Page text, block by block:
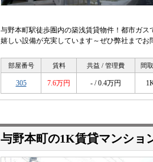
与野本町駅徒歩圏内の築浅賃貸物件！都市ガ
嬉しい設備が充実しています～ぜひ弊社までお
部屋番号 賃料 共益 / 管理費 間
305 7.6万円 - / 0.4万円
与野本町の1K賃貸マンショ